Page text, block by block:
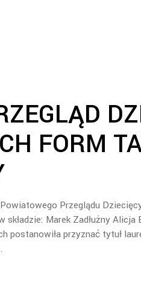
FORM
Przeglądu
Marek Zadłużny Alicja
postanowiła przyznać tytuł